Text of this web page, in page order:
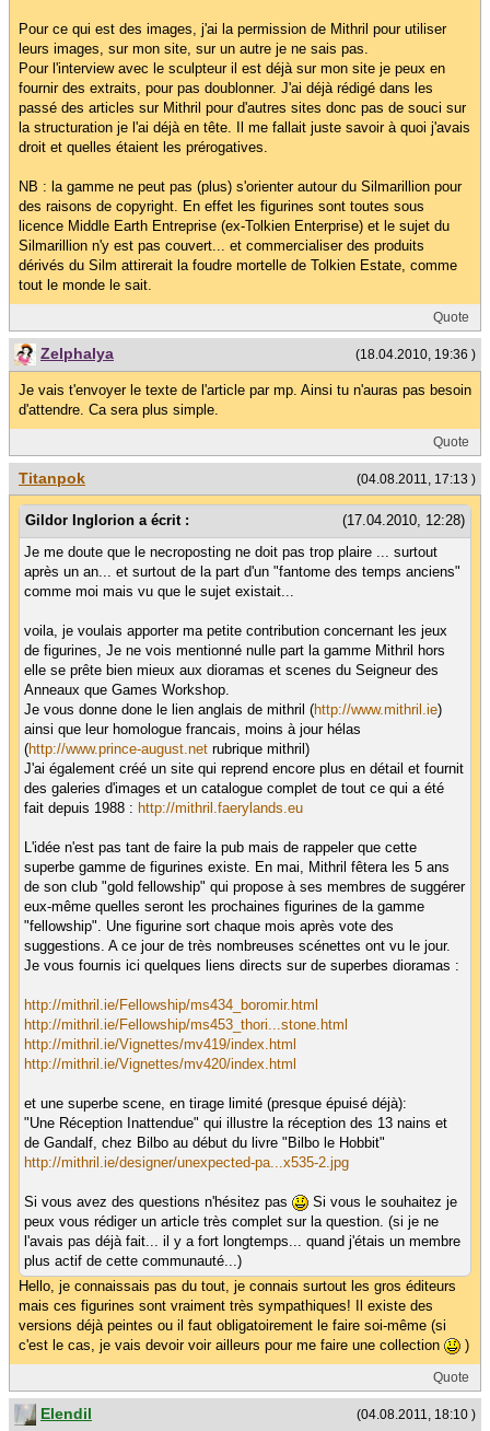
Pour ce qui est des images, j'ai la permission de Mithril pour utiliser
leurs images, sur mon site, sur un autre je ne sais pas.
Pour l'interview avec le sculpteur il est déjà sur mon site je peux en
fournir des extraits, pour pas doublonner. J'ai déjà rédigé dans les
passé des articles sur Mithril pour d'autres sites donc pas de souci sur
la structuration je l'ai déjà en tête. Il me fallait juste savoir à quoi j'avais
droit et quelles étaient les prérogatives.
NB : la gamme ne peut pas (plus) s'orienter autour du Silmarillion pour
des raisons de copyright. En effet les figurines sont toutes sous
licence Middle Earth Entreprise (ex-Tolkien Enterprise) et le sujet du
Silmarillion n'y est pas couvert... et commercialiser des produits
dérivés du Silm attirerait la foudre mortelle de Tolkien Estate, comme
tout le monde le sait.
Quote
(18.04.2010, 19:36 )
Zelphalya
Je vais t'envoyer le texte de l'article par mp. Ainsi tu n'auras pas besoin
d'attendre. Ca sera plus simple.
Quote
(04.08.2011, 17:13 )
Titanpok
(17.04.2010, 12:28)
Gildor Inglorion a écrit :
Je me doute que le necroposting ne doit pas trop plaire ... surtout
après un an... et surtout de la part d'un "fantome des temps anciens"
comme moi mais vu que le sujet existait...
voila, je voulais apporter ma petite contribution concernant les jeux
de figurines, Je ne vois mentionné nulle part la gamme Mithril hors
elle se prête bien mieux aux dioramas et scenes du Seigneur des
Anneaux que Games Workshop.
Je vous donne done le lien anglais de mithril (http://www.mithril.ie)
ainsi que leur homologue francais, moins à jour hélas
(http://www.prince-august.net rubrique mithril)
J'ai également créé un site qui reprend encore plus en détail et fournit
des galeries d'images et un catalogue complet de tout ce qui a été
fait depuis 1988 : http://mithril.faerylands.eu
L'idée n'est pas tant de faire la pub mais de rappeler que cette
superbe gamme de figurines existe. En mai, Mithril fêtera les 5 ans
de son club "gold fellowship" qui propose à ses membres de suggérer
eux-même quelles seront les prochaines figurines de la gamme
"fellowship". Une figurine sort chaque mois après vote des
suggestions. A ce jour de très nombreuses scénettes ont vu le jour.
Je vous fournis ici quelques liens directs sur de superbes dioramas :
http://mithril.ie/Fellowship/ms434_boromir.html
http://mithril.ie/Fellowship/ms453_thori...stone.html
http://mithril.ie/Vignettes/mv419/index.html
http://mithril.ie/Vignettes/mv420/index.html
et une superbe scene, en tirage limité (presque épuisé déjà):
"Une Réception Inattendue" qui illustre la réception des 13 nains et
de Gandalf, chez Bilbo au début du livre "Bilbo le Hobbit"
http://mithril.ie/designer/unexpected-pa...x535-2.jpg
Si vous avez des questions n'hésitez pas
Si vous le souhaitez je
peux vous rédiger un article très complet sur la question. (si je ne
l'avais pas déjà fait... il y a fort longtemps... quand j'étais un membre
plus actif de cette communauté...)
Hello, je connaissais pas du tout, je connais surtout les gros éditeurs
mais ces figurines sont vraiment très sympathiques! Il existe des
versions déjà peintes ou il faut obligatoirement le faire soi-même (si
c'est le cas, je vais devoir voir ailleurs pour me faire une collection
)
Quote
(04.08.2011, 18:10 )
Elendil